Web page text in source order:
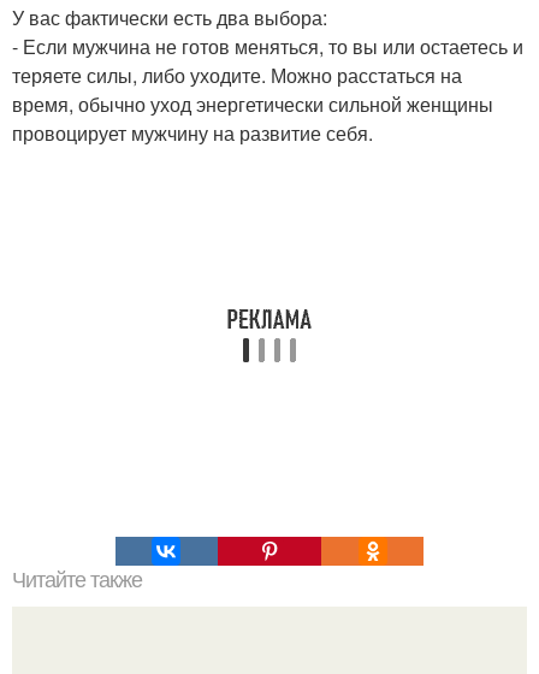
У вас фактически есть два выбора:
- Если мужчина не готов меняться, то вы или остаетесь и
теряете силы, либо уходите. Можно расстаться на
время, обычно уход энергетически сильной женщины
провоцирует мужчину на развитие себя.
Читайте также